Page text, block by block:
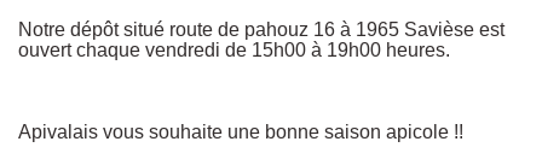
Notre dépôt situé route de pahouz 16 à 1965 Savièse est
ouvert chaque vendredi de 15h00 à 19h00 heures.
Apivalais vous souhaite une bonne saison apicole !!